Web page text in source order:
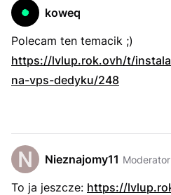
koweq
Polecam ten temacik ;)
https://lvlup.rok.ovh/t/
na-vps-dedyku/248
Nieznajomy11
To ja jeszcze: https://